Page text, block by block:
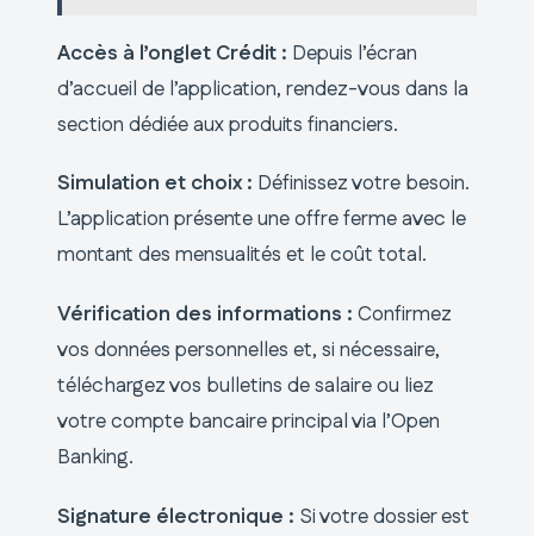
Accès à l’onglet Crédit : Depuis l’écran
d’accueil de l’application, rendez-vous dans la
section dédiée aux produits financiers.
Simulation et choix : Définissez votre besoin.
L’application présente une offre ferme avec le
montant des mensualités et le coût total.
Vérification des informations : Confirmez
vos données personnelles et, si nécessaire,
téléchargez vos bulletins de salaire ou liez
votre compte bancaire principal via l’Open
Banking.
Signature électronique : Si votre dossier est